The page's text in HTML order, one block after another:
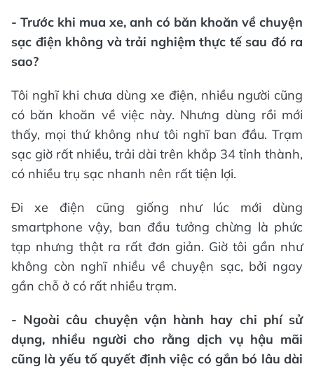
- Trước khi mua xe, anh có băn khoăn về chuyện
sạc điện không và trải nghiệm thực tế sau đó ra
sao?
Tôi nghĩ khi chưa dùng xe điện, nhiều người cũng
có băn khoăn về việc này. Nhưng dùng rồi mới
thấy, mọi thứ không như tôi nghĩ ban đầu. Trạm
sạc giờ rất nhiều, trải dài trên khắp 34 tỉnh thành,
có nhiều trụ sạc nhanh nên rất tiện lợi.
Đi xe điện cũng giống như lúc mới dùng
smartphone vậy, ban đầu tưởng chừng là phức
tạp nhưng thật ra rất đơn giản. Giờ tôi gần như
không còn nghĩ nhiều về chuyện sạc, bởi ngay
gần chỗ ở có rất nhiều trạm.
- Ngoài câu chuyện vận hành hay chi phí sử
dụng, nhiều người cho rằng dịch vụ hậu mãi
cũng là yếu tố quyết định việc có gắn bó lâu dài